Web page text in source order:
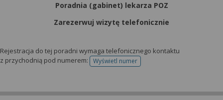
Poradnia (gabinet) lekarza POZ
Zarezerwuj wizytę telefonicznie
Rejestracja do tej poradni wymaga telefonicznego kontaktu
z przychodnią pod numerem:
Wyświetl numertelefonu do rejestracji